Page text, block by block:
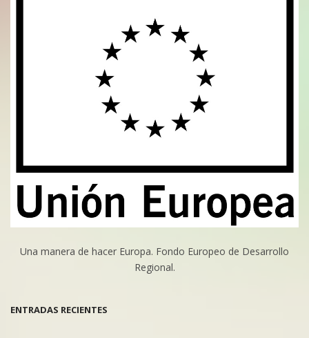
Una manera de hacer Europa. Fondo Europeo de Desarrollo
Regional.
ENTRADAS RECIENTES